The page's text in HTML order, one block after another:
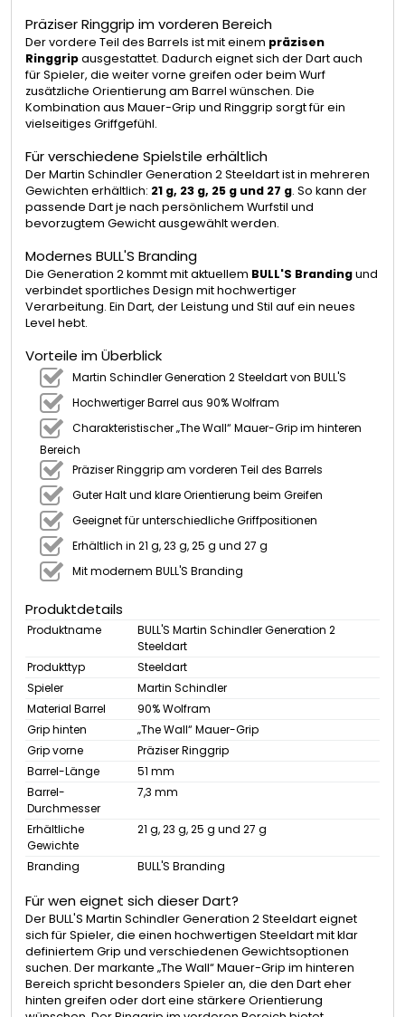
Präziser Ringgrip im vorderen Bereich
Der vordere Teil des Barrels ist mit einem präzisen
Ringgripausgestattet. Dadurch eignet sich der Dart auch
für Spieler, die weiter vorne greifen oder beim Wurf
zusätzliche Orientierung am Barrel wünschen. Die
Kombination aus Mauer-Grip und Ringgrip sorgt für ein
vielseitiges Griffgefühl.
Für verschiedene Spielstile erhältlich
Der Martin Schindler Generation 2 Steeldart ist in mehreren
Gewichten erhältlich: 21 g, 23 g, 25 g und 27 g. So kann der
passende Dart je nach persönlichem Wurfstil und
bevorzugtem Gewicht ausgewählt werden.
Modernes BULL'S Branding
Die Generation 2 kommt mit aktuellem BULL'S Brandingund
verbindet sportliches Design mit hochwertiger
Verarbeitung. Ein Dart, der Leistung und Stil auf ein neues
Level hebt.
Vorteile im Überblick
Martin Schindler Generation 2 Steeldart von BULL'S
Hochwertiger Barrel aus 90% Wolfram
Charakteristischer „The Wall“ Mauer-Grip im hinteren
Bereich
Präziser Ringgrip am vorderen Teil des Barrels
Guter Halt und klare Orientierung beim Greifen
Geeignet für unterschiedliche Griffpositionen
Erhältlich in 21 g, 23 g, 25 g und 27 g
Mit modernem BULL'S Branding
Produktdetails
Produktname
BULL'S Martin Schindler Generation 2
Steeldart
Produkttyp
Steeldart
Spieler
Martin Schindler
Material Barrel
90% Wolfram
Grip hinten
„The Wall“ Mauer-Grip
Grip vorne
Präziser Ringgrip
Barrel-Länge
51 mm
Barrel-
Durchmesser
7,3 mm
Erhältliche
Gewichte
21 g, 23 g, 25 g und 27 g
Branding BULL'S Branding
Für wen eignet sich dieser Dart?
Der BULL'S Martin Schindler Generation 2 Steeldart eignet
sich für Spieler, die einen hochwertigen Steeldart mit klar
definiertem Grip und verschiedenen Gewichtsoptionen
suchen. Der markante „The Wall“ Mauer-Grip im hinteren
Bereich spricht besonders Spieler an, die den Dart eher
hinten greifen oder dort eine stärkere Orientierung